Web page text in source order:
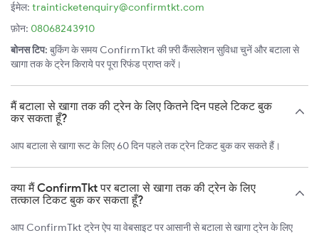
ईमेल: trainticketenquiry@confirmtkt.com
फ़ोन: 08068243910
बोनस टिप: बुकिंग के समय ConfirmTkt की फ़्री कैंसलेशन सुविधा चुनें और बटाला से
खागा तक के ट्रेन किराये पर पूरा रिफंड प्राप्त करें।
मैं बटाला से खागा तक की ट्रेन के लिए कितने दिन पहले टिकट बुक
कर सकता हूँ?
आप बटाला से खागा रूट के लिए 60 दिन पहले तक ट्रेन टिकट बुक कर सकते हैं।
क्या मैं ConfirmTkt पर बटाला से खागा तक की ट्रेन के लिए
तत्काल टिकट बुक कर सकता हूँ?
आप ConfirmTkt ट्रेन ऐप या वेबसाइट पर आसानी से बटाला से खागा ट्रेन के लिए